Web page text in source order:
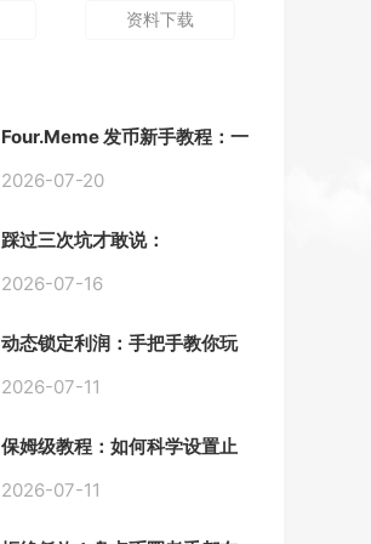
资料下载
Four.Meme 发币新手教程：一
动踩坑
2026-07-20
踩过三次坑才敢说：
Pool 最容易翻车的不是手续
2026-07-16
动态锁定利润：手把手教你玩
2026-07-11
保姆级教程：如何科学设置止
2026-07-11